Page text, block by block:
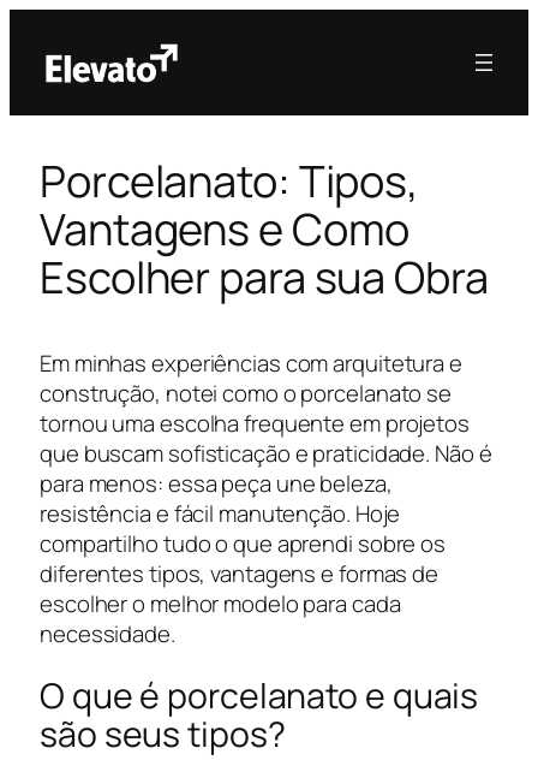
Porcelanato: Tipos,
Vantagens e Como
Escolher para sua Obra
Em minhas experiências com arquitetura e
construção, notei como o porcelanato se
tornou uma escolha frequente em projetos
que buscam sofisticação e praticidade. Não é
para menos: essa peça une beleza,
resistência e fácil manutenção. Hoje
compartilho tudo o que aprendi sobre os
diferentes tipos, vantagens e formas de
escolher o melhor modelo para cada
necessidade.
O que é porcelanato e quais
são seus tipos?